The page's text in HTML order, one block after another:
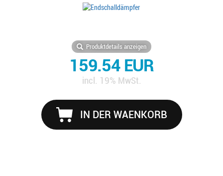
Produktdetails anzeigen
159.54 EUR
incl. 19% MwSt.
IN DER WAENKORB